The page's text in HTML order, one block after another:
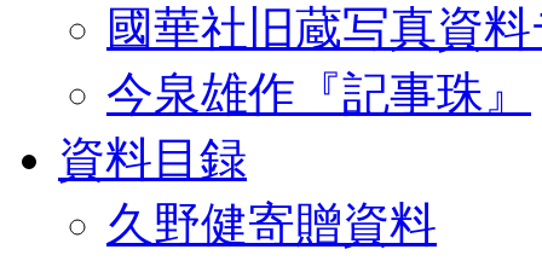
國華社旧蔵写真資
今泉雄作『記事珠』
資料目録
久野健寄贈資料